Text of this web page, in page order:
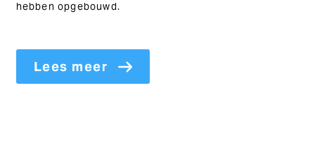
hebben opgebouwd.
Lees meer